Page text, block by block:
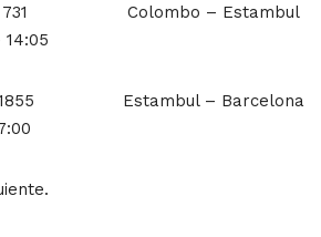
731 Colombo – Estambul
Estambul – Barcelona